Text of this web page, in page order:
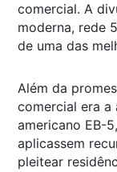
comercial. A
moderna, rede
de uma das
Além da
comercial era a
americano EB-
aplicassem
pleitear